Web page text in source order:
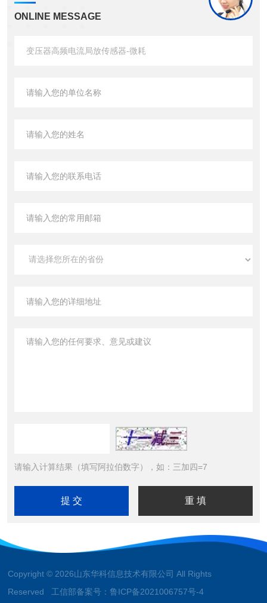
ONLINE MESSAGE
请输入计算结果（填写阿拉伯数字），如：三加四=7
Copyright © 2026山东华科信息技术有限公司 All Rights
Reserved 工信部备案号：鲁ICP备2021006757号-4